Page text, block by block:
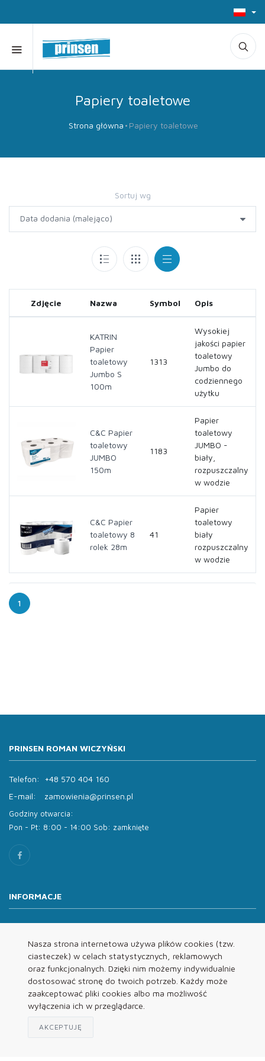
Nasza strona internetowa używa plików cookies (tzw.
ciasteczek) w celach statystycznych, reklamowych
oraz funkcjonalnych. Dzięki nim możemy indywidualnie
dostosować stronę do twoich potrzeb. Każdy może
zaakceptować pliki cookies albo ma możliwość
wyłączenia ich w przeglądarce.
AKCEPTUJĘ
Papiery toaletowe
Strona główna Papiery toaletowe
Sortuj wg
Zdjęcie Nazwa Symbol Opis
KATRIN
Papier
toaletowy
Jumbo S
100m
1313
Wysokiej
jakości papier
toaletowy
Jumbo do
codziennego
użytku
C&C Papier
toaletowy
JUMBO
150m
1183
Papier
toaletowy
JUMBO -
biały,
rozpuszczalny
w wodzie
C&C Papier
toaletowy 8
rolek 28m
41
Papier
toaletowy
biały
rozpuszczalny
w wodzie
1
PRINSEN ROMAN WICZYŃSKI
Telefon:
+48 570 404 160
E-mail:
zamowienia@prinsen.pl
Godziny otwarcia:
Pon - Pt: 8:00 - 14:00 Sob: zamknięte
INFORMACJE
Oferta
Kontakt
REGULAMINY
Regulamin
Polityka Prywatności